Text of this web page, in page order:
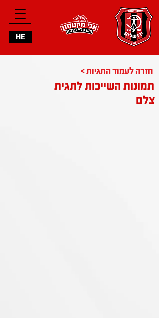
HE
< חזרה לעמוד התגיות
תמונות השייכות לתגית
צלם